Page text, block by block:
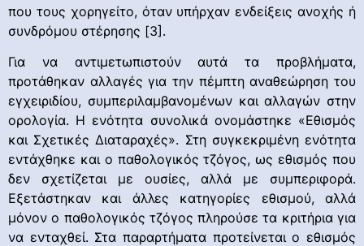
που τους χορηγείτο, όταν υπήρχαν ενδείξεις ανοχής ή
συνδρόμου στέρησης [3].
Για να αντιμετωπιστούν αυτά τα προβλήματα,
προτάθηκαν αλλαγές για την πέμπτη αναθεώρηση του
εγχειριδίου, συμπεριλαμβανομένων και αλλαγών στην
ορολογία. Η ενότητα συνολικά ονομάστηκε «Εθισμός
και Σχετικές Διαταραχές». Στη συγκεκριμένη ενότητα
εντάχθηκε και ο παθολογικός τζόγος, ως εθισμός που
δεν σχετίζεται με ουσίες, αλλά με συμπεριφορά.
Εξετάστηκαν και άλλες κατηγορίες εθισμού, αλλά
μόνον ο παθολογικός τζόγος πληρούσε τα κριτήρια για
να ενταχθεί. Στα παραρτήματα προτείνεται ο εθισμός